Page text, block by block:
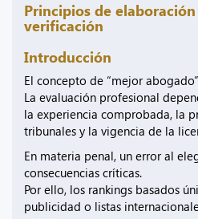
Principios de
verificación
Introducción
El concepto de “mejor
La evaluación profesional
la experiencia comprobada, la
tribunales y la vigencia de la
En materia penal, un error al
consecuencias críticas.
Por ello, los rankings basados
publicidad o listas